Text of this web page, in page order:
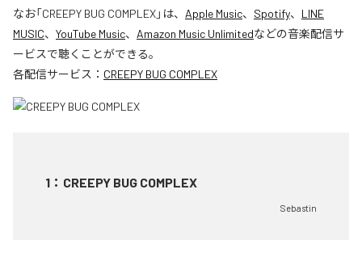
なお「CREEPY BUG COMPLEX」は、 Apple Music、 Spotify、 LINE
MUSIC、 YouTube Music、 Amazon Music Unlimitedなどの音楽配信サ
ービスで聴くことができる。
各配信サービス： CREEPY BUG COMPLEX
1 ： CREEPY BUG COMPLEX
Sebastin